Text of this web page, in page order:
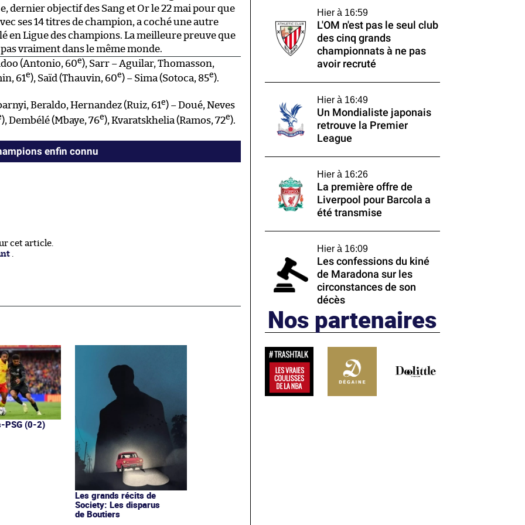
dernier objectif des Sang et Or le 22 mai pour que
ses 14 titres de champion, a coché une autre
en Ligue des champions. La meilleure preuve que
vraiment dans le même monde.
(Antonio, 60e), Sarr – Aguilar, Thomasson,
61e), Saïd (Thauvin, 60e) – Sima (Sotoca, 85e).
Beraldo, Hernandez (Ruiz, 61e) – Doué, Neves
), Dembélé (Mbaye, 76e), Kvaratskhelia (Ramos, 72e).
enfin connu
cet article.
PSG (0-2)
Les grands récits de
Society: Les disparus
de Boutiers
Hier à 16:59
L'OM n'est pas le seul club
des cinq grands
championnats à ne pas
avoir recruté
Hier à 16:49
Un Mondialiste japonais
retrouve la Premier
League
Hier à 16:26
La première offre de
Liverpool pour Barcola a
été transmise
Hier à 16:09
Les confessions du kiné
de Maradona sur les
circonstances de son
décès
Nos partenaires